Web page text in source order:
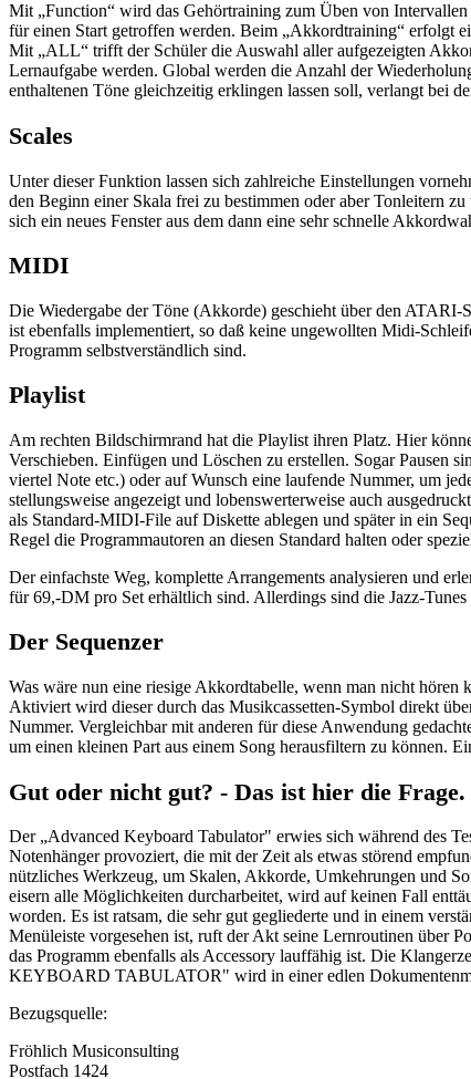
Mit „Function“ wird das Gehörtraining zum Üben von
für einen Start getroffen werden. Beim „Akkordtraining“ erfolgt
Mit „ALL“ trifft der Schüler die Auswahl aller aufgezeigten
Lernaufgabe werden. Global werden die Anzahl der
enthaltenen Töne gleichzeitig erklingen lassen soll, verlangt bei
Scales
Unter dieser Funktion lassen sich zahlreiche Einstellungen
den Beginn einer Skala frei zu bestimmen oder aber Tonleitern
sich ein neues Fenster aus dem dann eine sehr schnelle
MIDI
Die Wiedergabe der Töne (Akkorde) geschieht über den
ist ebenfalls implementiert, so daß keine ungewollten Midi-
Programm selbstverständlich sind.
Playlist
Am rechten Bildschirmrand hat die Playlist ihren Platz. Hier
Verschieben. Einfügen und Löschen zu erstellen. Sogar Pausen
viertel Note etc.) oder auf Wunsch eine laufende Nummer, um
stellungsweise angezeigt und lobenswerterweise auch
als Standard-MIDI-File auf Diskette ablegen und später in ein
Regel die Programmautoren an diesen Standard halten oder
Der einfachste Weg, komplette Arrangements analysieren und
für 69,-DM pro Set erhältlich sind. Allerdings sind die Jazz-
Der Sequenzer
Was wäre nun eine riesige Akkordtabelle, wenn man nicht
Aktiviert wird dieser durch das Musikcassetten-Symbol direkt
Nummer. Vergleichbar mit anderen für diese Anwendung
um einen kleinen Part aus einem Song herausfiltern zu können.
Gut oder nicht gut? - Das ist hier die Frage.
Der „Advanced Keyboard Tabulator" erwies sich während des
Notenhänger provoziert, die mit der Zeit als etwas störend
nützliches Werkzeug, um Skalen, Akkorde, Umkehrungen und
eisern alle Möglichkeiten durcharbeitet, wird auf keinen Fall
worden. Es ist ratsam, die sehr gut gegliederte und in einem
Menüleiste vorgesehen ist, ruft der Akt seine Lernroutinen über
das Programm ebenfalls als Accessory lauffähig ist. Die
KEYBOARD TABULATOR" wird in einer edlen
Bezugsquelle:
Fröhlich Musiconsulting
Postfach 1424